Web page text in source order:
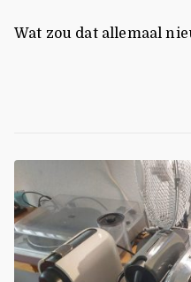
Wat zou dat allemaal